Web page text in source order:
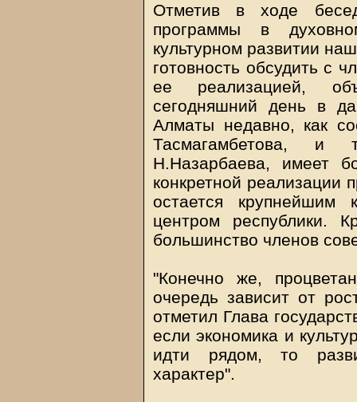
Отметив в ходе
программы в
культурном развитии
готовность обсудить с
ее реализацией,
сегодняшний день в
Алматы недавно, как
Тасмагамбетова, и
Н.Назарбаева, имеет
конкретной реализации
остается крупнейшим
центром республики.
большинство членов
"Конечно же,
очередь зависит от
отметил Глава
если экономика и
идти рядом, то
характер".